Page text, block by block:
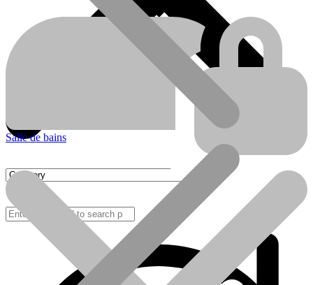
Salle de bains